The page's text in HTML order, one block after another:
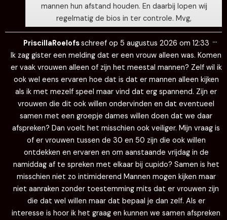
mannen hun afstand houden. En daarbij lopen wij
regelmatig de bios in ter controle. Mvg,
PriscillaRoelofsschreef op 5 augustus 2026 om 12:33
Ik zag gister een melding dat er een vrouw alleen was. Komen
er vaak vrouwen alleen of zijn het meestal mannen? Zelf wil ik
ook wel eens ervaren hoe dat is dat er mannen alleen kijken
als ik met mezelf speel maar vind dat erg spannend. Zijn er
vrouwen die dit ook willen ondervinden en dat eventueel
samen met een groepje dames willen doen dat we daar
afspreken? Dan voelt het misschien ook veiliger. Mijn vraag is
of er vrouwen tussen de 30 en 50 zijn die ook willen
ontdekken en ervaren en om aanstaande vrijdag in de
namiddag af te spreken met elkaar bij cupido? Samen is het
misschien niet zo intimiderend Mannen mogen kijken maar
niet aanraken zonder toestemming mits dat er vrouwen zijn
die dat wel willen maar dat bepaal je dan zelf. Als er
interesse is hoor ik het graag en kunnen we samen afspreken
…